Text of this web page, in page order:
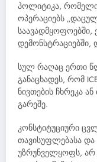
პოლიტიკა,
ოპერაციებს
საავადმყოფოებში,
დემონსტრაციებში,
სულ რაღაც ერთი
განაცხადეს, რომ
ნივთების ჩხრეკა
გარეშე.
კონსტიტუციური
თავისუფლებასა
უზრუნველყოფს, არ